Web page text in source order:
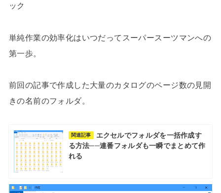
ック
単純作業の効率化はいつだってスーパースーツマンへの
第一歩。
前回の記事で作成した大量のカタログのページ数の見開
きの名前のフォルダ。
関連記事
エクセルでフォルダを一括作成す
る方法──連番フォルダも一瞬でまとめて作
れる